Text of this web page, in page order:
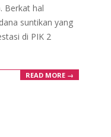
Berkat hal
suntikan yang
di PIK 2
READ MORE →